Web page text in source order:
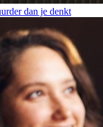
dan je denkt